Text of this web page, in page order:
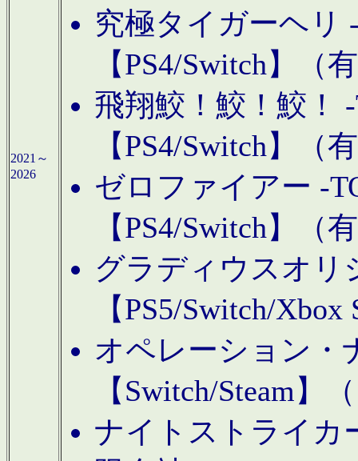
2021～
2026
究極タイガーヘリ
【PS4/Switch】（
飛翔鮫！鮫！鮫！
【PS4/Switch】（
ゼロファイアー -
【PS4/Switch】（
グラディウスオリ
【PS5/Switch/
オペレーション・
【Switch/Steam】
ナイトストライカ